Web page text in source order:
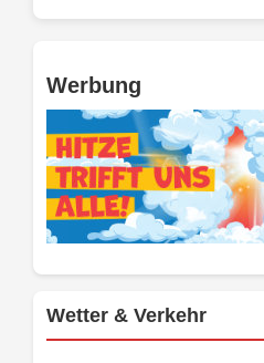
Werbung
Wetter & Verkehr